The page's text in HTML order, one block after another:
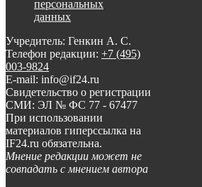
персональных
данных
Учредитель: Генкин А. С.
Телефон редакции: +7 (495)
003-9824
E-mail: info@if24.ru
Свидетельство о регистрации
СМИ: ЭЛ № ФС 77 - 67477
При использовании
материалов гиперссылка на
IF24.ru обязательна.
Мнение редакции может не
совпадать с мнением автора